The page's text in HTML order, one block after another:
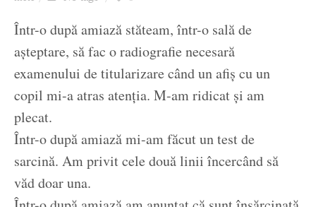
Într-o după amiază stăteam, într-o sală de
așteptare, să fac o radiografie necesară
examenului de titularizare când un afiș cu un
copil mi-a atras atenția. M-am ridicat și am
plecat.
Într-o după amiază mi-am făcut un test de
sarcină. Am privit cele două linii încercând să
văd doar una.